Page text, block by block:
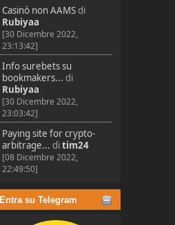
Casinò non AAMSdi
Rubiyaa
[30 Dicembre 2022,
23:13:42]
Info surebets su
bookmakers... di
Rubiyaa
[30 Dicembre 2022,
23:03:42]
Paying site for crypto-
arbitrage... ditim24
[08 Dicembre 2022,
22:49:50]
Entra su Telegram